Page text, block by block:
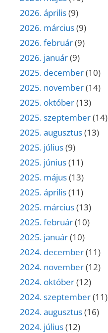
2026. április(9)
2026. március(9)
2026. február(9)
2026. január(9)
2025. december(10)
2025. november(14)
2025. október(13)
2025. szeptember(14)
2025. augusztus(13)
2025. július(9)
2025. június(11)
2025. május(13)
2025. április(11)
2025. március(13)
2025. február(10)
2025. január(10)
2024. december(11)
2024. november(12)
2024. október(12)
2024. szeptember(11)
2024. augusztus(16)
2024. július(12)